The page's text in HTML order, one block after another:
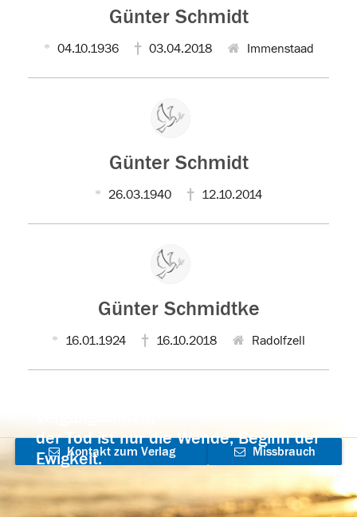
Günter Schmidt
04.10.1936 03.04.2018 Immenstaad
Günter Schmidt
26.03.1940 12.10.2014
Günter Schmidtke
16.01.1924 16.10.2018 Radolfzell
der Tod ist nur die Wende, Beginn der
Ewigkeit.
Kontakt zum Verlag
aufnehmen
Missbrauch